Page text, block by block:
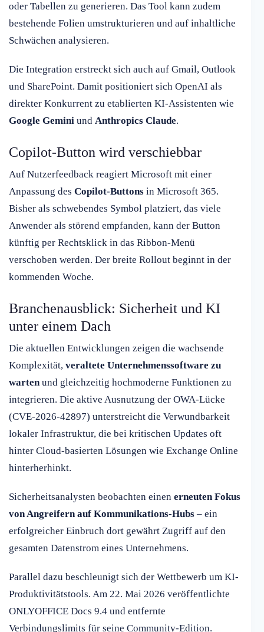
oder Tabellen zu generieren. Das Tool kann zudem
bestehende Folien umstrukturieren und auf inhaltliche
Schwächen analysieren.
Die Integration erstreckt sich auch auf Gmail, Outlook
und SharePoint. Damit positioniert sich OpenAI als
direkter Konkurrent zu etablierten KI-Assistenten wie
Google Gemini und Anthropics Claude.
Copilot-Button wird verschiebbar
Auf Nutzerfeedback reagiert Microsoft mit einer
Anpassung des Copilot-Buttons in Microsoft 365.
Bisher als schwebendes Symbol platziert, das viele
Anwender als störend empfanden, kann der Button
künftig per Rechtsklick in das Ribbon-Menü
verschoben werden. Der breite Rollout beginnt in der
kommenden Woche.
Branchenausblick: Sicherheit und KI
unter einem Dach
Die aktuellen Entwicklungen zeigen die wachsende
Komplexität, veraltete Unternehmenssoftware zu
wartenund gleichzeitig hochmoderne Funktionen zu
integrieren. Die aktive Ausnutzung der OWA-Lücke
(CVE-2026-42897) unterstreicht die Verwundbarkeit
lokaler Infrastruktur, die bei kritischen Updates oft
hinter Cloud-basierten Lösungen wie Exchange Online
hinterherhinkt.
Sicherheitsanalysten beobachten einen erneuten Fokus
von Angreifern auf Kommunikations-Hubs – ein
erfolgreicher Einbruch dort gewährt Zugriff auf den
gesamten Datenstrom eines Unternehmens.
Parallel dazu beschleunigt sich der Wettbewerb um KI-
Produktivitätstools. Am 22. Mai 2026 veröffentlichte
ONLYOFFICE Docs 9.4 und entfernte
Verbindungslimits für seine Community-Edition.